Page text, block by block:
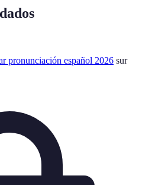
pronunciación español 2026 sur